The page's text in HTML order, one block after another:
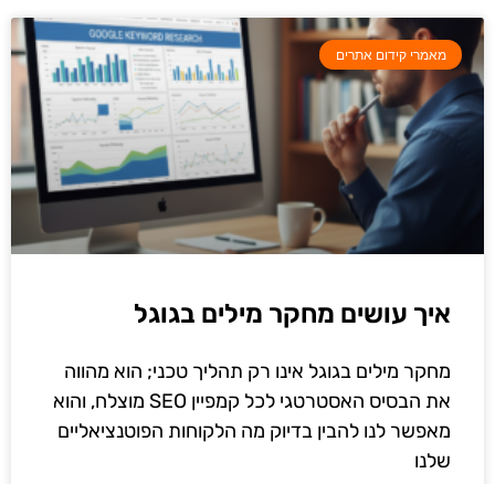
מאמרי קידום אתרים
איך עושים מחקר מילים בגוגל
מחקר מילים בגוגל אינו רק תהליך טכני; הוא מהווה
את הבסיס האסטרטגי לכל קמפיין SEO מוצלח, והוא
מאפשר לנו להבין בדיוק מה הלקוחות הפוטנציאליים
שלנו